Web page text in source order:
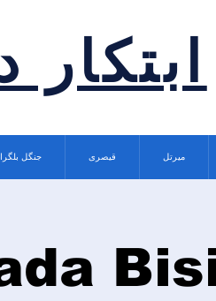
جنگل قیصری میرتل